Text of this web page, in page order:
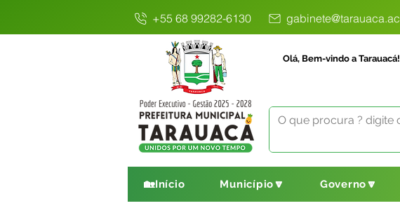
+55 68 99282-6130
Olá, Bem-vindo a Tarauacá!
🏡Início Município🔽 Governo🔽